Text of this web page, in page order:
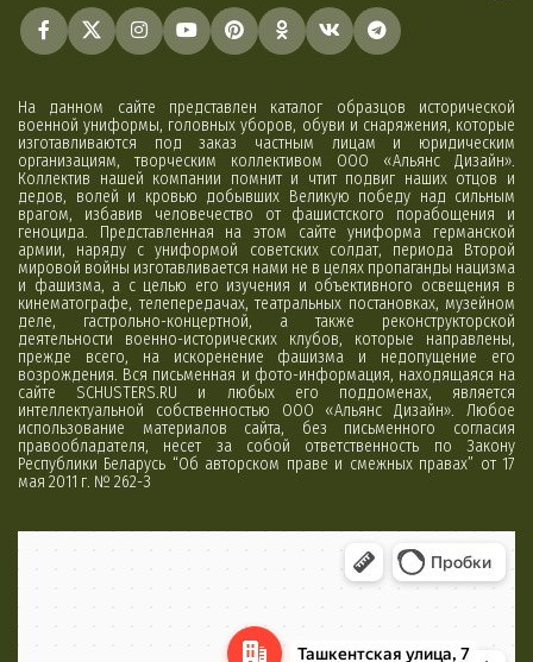
На данном сайте представлен каталог образцов исторической
военной униформы, головных уборов, обуви и снаряжения, которые
изготавливаются под заказ частным лицам и юридическим
организациям, творческим коллективом ООО «Альянс Дизайн».
Коллектив нашей компании помнит и чтит подвиг наших отцов и
дедов, волей и кровью добывших Великую победу над сильным
врагом, избавив человечество от фашистского порабощения и
геноцида. Представленная на этом сайте униформа германской
армии, наряду с униформой советских солдат, периода Второй
мировой войны изготавливается нами не в целях пропаганды нацизма
и фашизма, а с целью его изучения и объективного освещения в
кинематографе, телепередачах, театральных постановках, музейном
деле, гастрольно-концертной, а также реконструкторской
деятельности военно-исторических клубов, которые направлены,
прежде всего, на искоренение фашизма и недопущение его
возрождения. Вся письменная и фото-информация, находящаяся на
сайте SCHUSTERS.RU и любых его поддоменах, является
интеллектуальной собственностью ООО «Альянс Дизайн». Любое
использование материалов сайта, без письменного согласия
правообладателя, несет за собой ответственность по Закону
Республики Беларусь “Об авторском праве и смежных правах” от 17
мая 2011 г. № 262-З